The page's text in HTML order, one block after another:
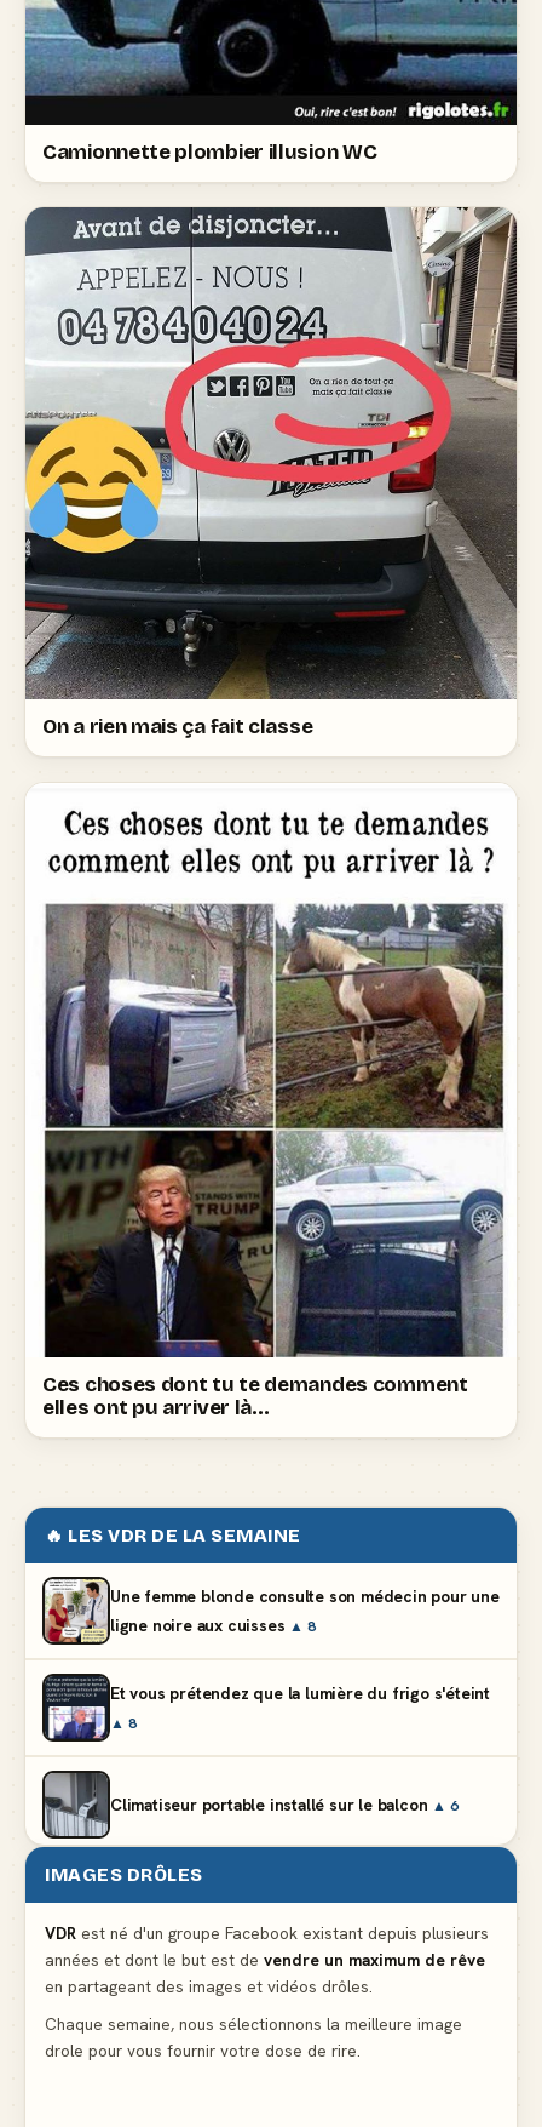
Camionnette plombier illusion WC
On a rien mais ça fait classe
Ces choses dont tu te demandes comment
elles ont pu arriver là…
🔥 LES VDR DE LA SEMAINE
Une femme blonde consulte son médecin pour une
ligne noire aux cuisses ▲ 8
Et vous prétendez que la lumière du frigo s'éteint
▲ 8
Climatiseur portable installé sur le balcon ▲ 6
Partager l'addition alors que vous n'avez pris
Le mendiant revient avec un livre de cuisine
IMAGES DRÔLES
VDR est né d'un groupe Facebook existant depuis plusieurs
années et dont le but est de vendre un maximum de rêve
en partageant des images et vidéos drôles.
Chaque semaine, nous sélectionnons la meilleure image
drole pour vous fournir votre dose de rire.